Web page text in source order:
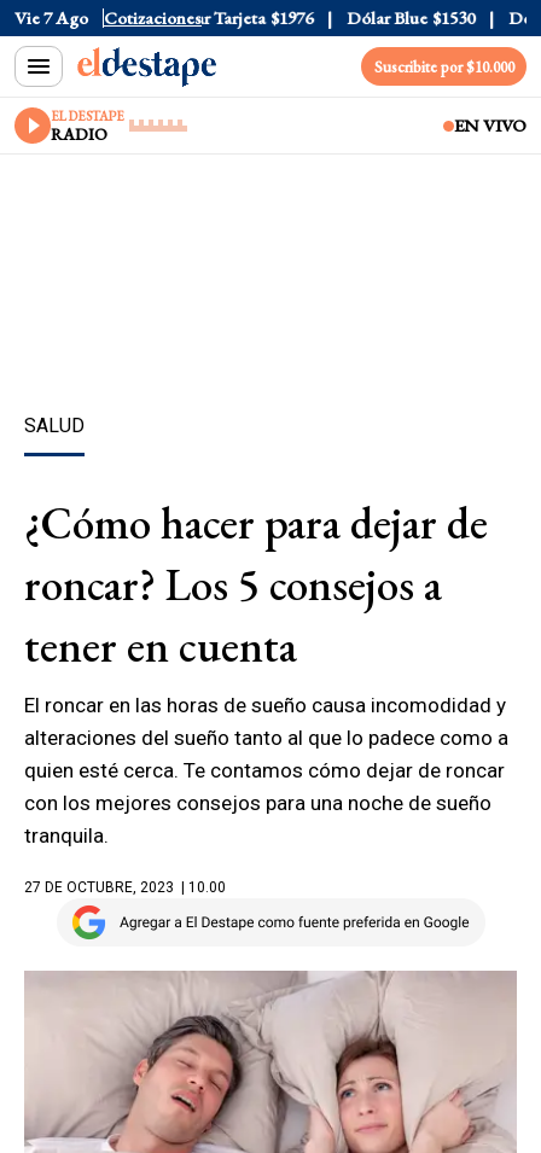
Vie 7 Ago Cotizaciones
Oficial $1520 Dólar Tarjeta $1976 Dólar Blue $1530 Dólar
Suscribite por $10.000
EL DESTAPE
RADIO EN VIVO
SALUD
¿Cómo hacer para dejar de
roncar? Los 5 consejos a
tener en cuenta
El roncar en las horas de sueño causa incomodidad y
alteraciones del sueño tanto al que lo padece como a
quien esté cerca. Te contamos cómo dejar de roncar
con los mejores consejos para una noche de sueño
tranquila.
27 DE OCTUBRE, 2023 | 10.00